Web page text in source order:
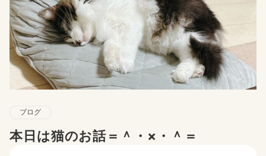
ブログ
本日は猫のお話＝＾・×・＾＝